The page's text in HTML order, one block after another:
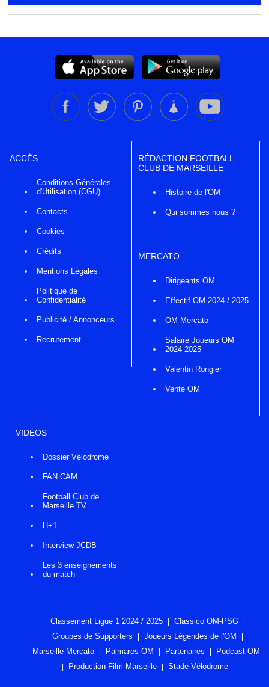
ACCÈS
Conditions Générales
d'Utilisation (CGU)
Contacts
Cookies
Crédits
Mentions Légales
Politique de
Confidentialité
Publicité / Annonceurs
Recrutement
RÉDACTION FOOTBALL
CLUB DE MARSEILLE
Histoire de l'OM
Qui sommes nous ?
MERCATO
Dirigeants OM
Effectif OM 2024 / 2025
OM Mercato
Salaire Joueurs OM
2024 2025
Valentin Rongier
Vente OM
VIDÉOS
Dossier Vélodrome
FAN CAM
Football Club de
Marseille TV
H+1
Interview JCDB
Les 3 enseignements
du match
Classement Ligue 1 2024 / 2025
Classico OM-PSG
Groupes de Supporters
Joueurs Légendes de l'OM
Marseille Mercato
Palmares OM Partenaires
Podcast OM
Production Film Marseille
Stade Vélodrome